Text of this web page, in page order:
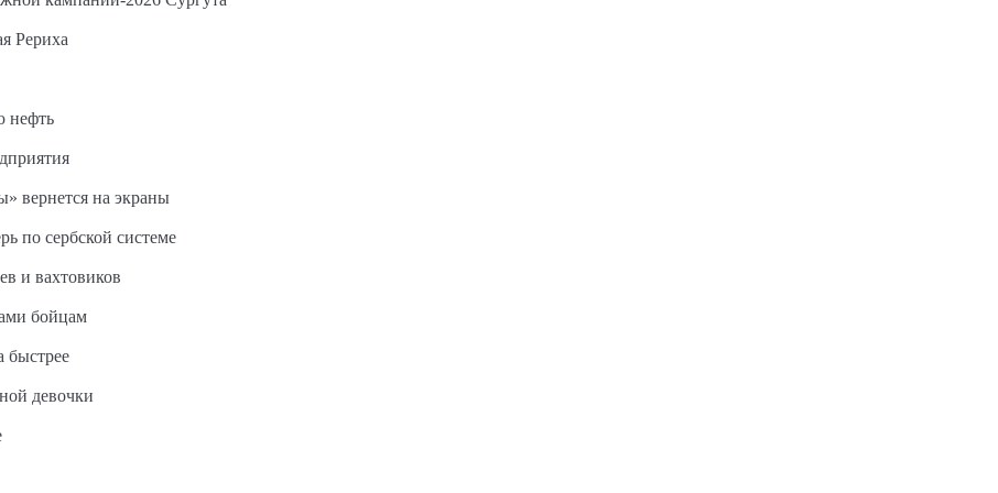
Рериха
нефть
вернется на экраны
по сербской системе
и вахтовиков
бойцам
быстрее
девочки